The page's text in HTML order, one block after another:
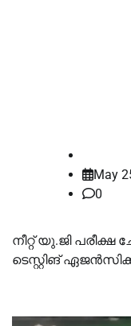
May
0
നീറ്റ് യു.ജി
ടെസ്റ്റിങ്